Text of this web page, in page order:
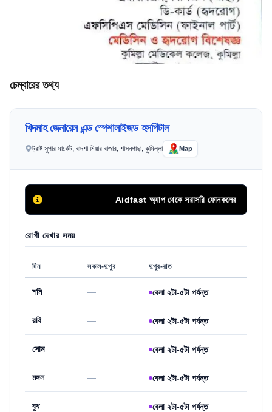
চেম্বারের তথ্য
খিদমাহ জেনারেল এন্ড স্পেশালাইজড হসপিটাল
ট্রাষ্ট সুপার মার্কেট, বাদশা মিয়ার বাজার, শাসনগাছা, কুমিল্লা Map
Aidfast অ্যাপ থেকে সরাসরি ফোনকলের মাধ্যমে অথবা
রোগী দেখার সময়
দিন সকাল-দুপুর দুপুর-রাত
শনি — বেলা ২টা-৫টা পর্যন্ত
রবি — বেলা ২টা-৫টা পর্যন্ত
সোম — বেলা ২টা-৫টা পর্যন্ত
মঙ্গল — বেলা ২টা-৫টা পর্যন্ত
বুধ — বেলা ২টা-৫টা পর্যন্ত